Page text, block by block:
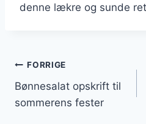
denne lækre og sunde
FORRIGE
Bønnesalat opskrift til
sommerens fester